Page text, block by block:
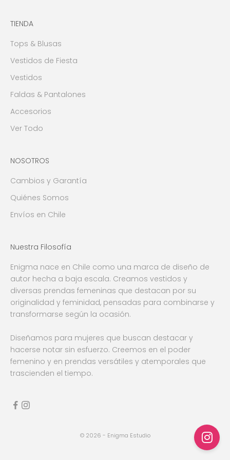
TIENDA
Tops & Blusas
Vestidos de Fiesta
Vestidos
Faldas & Pantalones
Accesorios
Ver Todo
NOSOTROS
Cambios y Garantía
Quiénes Somos
Envíos en Chile
Nuestra Filosofía
Enigma nace en Chile como una marca de diseño de
autor hecha a baja escala. Creamos vestidos y
diversas prendas femeninas que destacan por su
originalidad y feminidad, pensadas para combinarse y
transformarse según la ocasión.
Diseñamos para mujeres que buscan destacar y
hacerse notar sin esfuerzo. Creemos en el poder
femenino y en prendas versátiles y atemporales que
trascienden el tiempo.
© 2026 - Enigma Estudio